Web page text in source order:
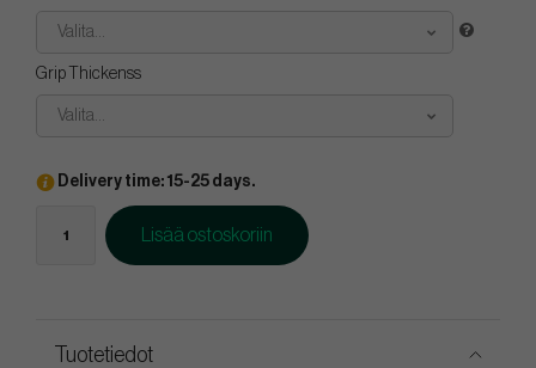
Valita...
Grip Thickenss
Valita...
Delivery time: 15-25 days.
Lisää ostoskoriin
Tuotetiedot